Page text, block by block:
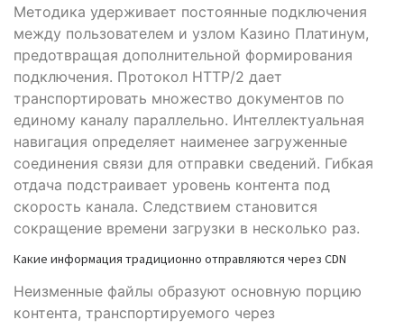
Методика удерживает постоянные подключения
между пользователем и узлом Казино Платинум,
предотвращая дополнительной формирования
подключения. Протокол HTTP/2 дает
транспортировать множество документов по
единому каналу параллельно. Интеллектуальная
навигация определяет наименее загруженные
соединения связи для отправки сведений. Гибкая
отдача подстраивает уровень контента под
скорость канала. Следствием становится
сокращение времени загрузки в несколько раз.
Какие информация традиционно отправляются через CDN
Неизменные файлы образуют основную порцию
контента, транспортируемого через